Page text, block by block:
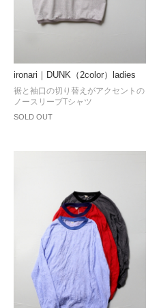
ironari｜DUNK（2color）ladies
SOLD OUT
裾と袖口の切り替えがアクセントの
ノースリーブTシャツ